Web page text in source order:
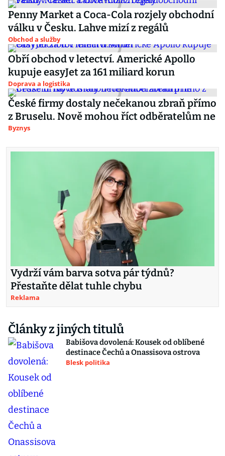
Penny Market a Coca-Cola rozjely obchodní
válku v Česku. Lahve mizí z regálů
Obchod a služby
Obří obchod v letectví. Americké Apollo
kupuje easyJet za 161 miliard korun
Doprava a logistika
České firmy dostaly nečekanou zbraň přímo
z Bruselu. Nově mohou říct odběratelům ne
Byznys
Vydrží vám barva sotva pár týdnů?
Přestaňte dělat tuhle chybu
Reklama
Články z jiných titulů
Babišova dovolená: Kousek od oblíbené
destinace Čechů a Onassisova ostrova
Blesk politika